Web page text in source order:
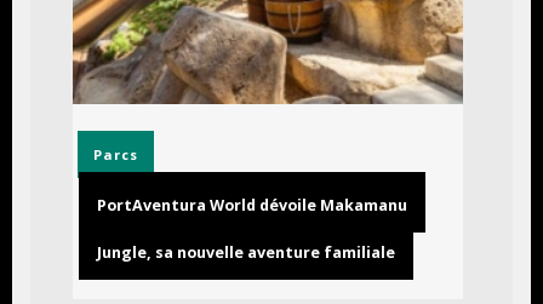
Parcs
PortAventura World dévoile Makamanu
Jungle, sa nouvelle aventure familiale